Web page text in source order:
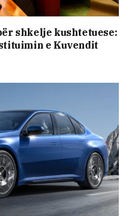
shkelje kushtetuese:
e Kuvendit